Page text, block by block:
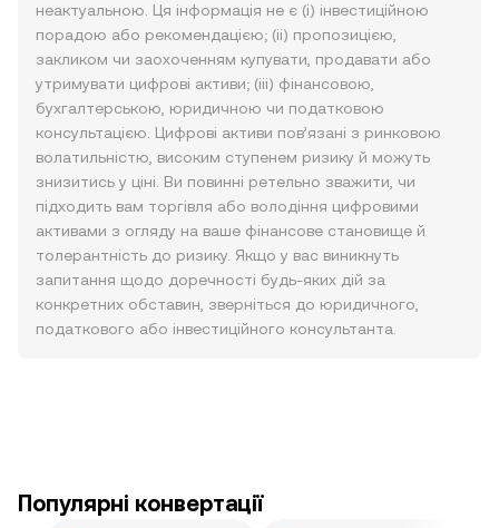
неактуальною. Ця інформація не є (i) інвестиційною
порадою або рекомендацією; (ii) пропозицією,
закликом чи заохоченням купувати, продавати або
утримувати цифрові активи; (iii) фінансовою,
бухгалтерською, юридичною чи податковою
консультацією. Цифрові активи пов’язані з ринковою
волатильністю, високим ступенем ризику й можуть
знизитись у ціні. Ви повинні ретельно зважити, чи
підходить вам торгівля або володіння цифровими
активами з огляду на ваше фінансове становище й
толерантність до ризику. Якщо у вас виникнуть
запитання щодо доречності будь-яких дій за
конкретних обставин, зверніться до юридичного,
податкового або інвестиційного консультанта.
Популярні конвертації